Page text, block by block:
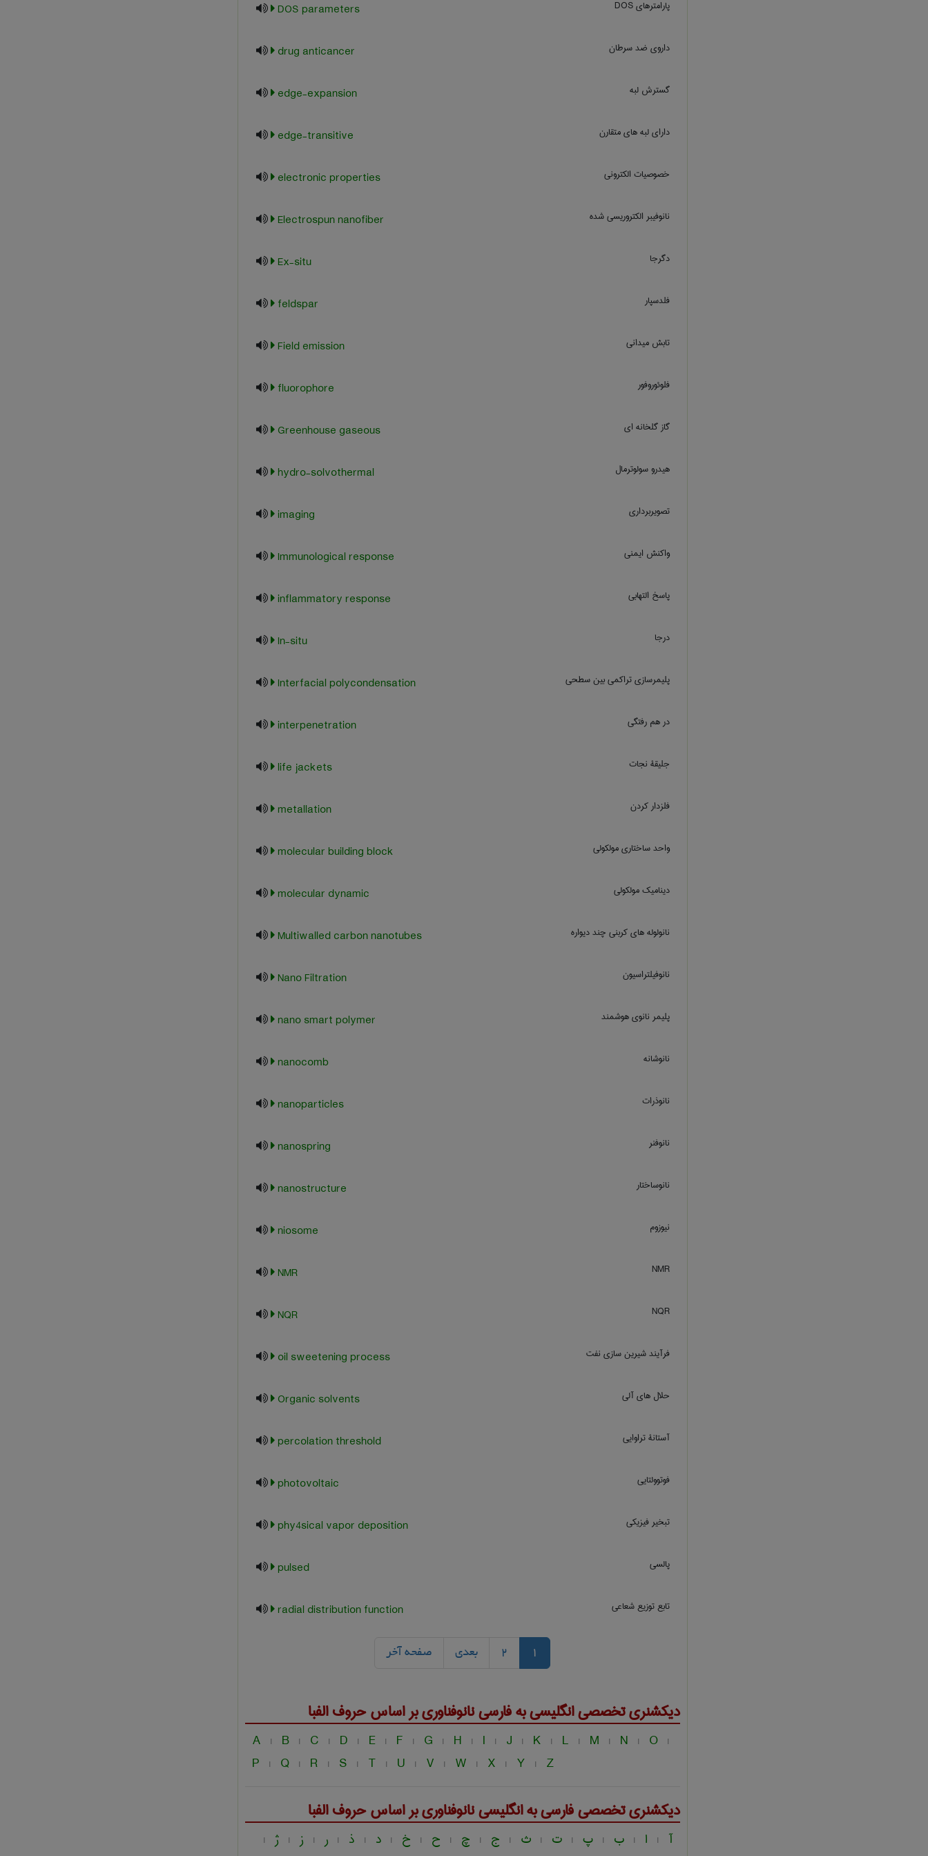
پارامترهای DOS DOS parameters
داروی ضد سرطان drug anticancer
گسترش لبه edge-expansion
دارای لبه های متقارن edge-transitive
خصوصیات الکترونی electronic properties
نانوفیبر الکتروریسی شده Electrospun nanofiber
دگرجا Ex-situ
فلدسپار feldspar
تابش میدانی Field emission
فلوئوروفور fluorophore
گاز گلخانه ای Greenhouse gaseous
هیدرو سولوترمال hydro-solvothermal
تصویربرداری imaging
واکنش ایمنی Immunological response
پاسخ التهابی inflammatory response
درجا In-situ
پلیمرسازی تراکمی بین سطحی Interfacial polycondensation
در هم رفتگی interpenetration
جلیقۀ نجات life jackets
فلزدار کردن metallation
واحد ساختاری مولکولی molecular building block
ديناميک مولکولي molecular dynamic
نانولوله های کربنی چند دیواره Multiwalled carbon nanotubes
نانوفیلتراسیون Nano Filtration
پلیمر نانوی هوشمند nano smart polymer
نانوشانه nanocomb
نانوذرات nanoparticles
نانوفنر nanospring
نانوساختار nanostructure
نیوزوم niosome
NMR
NMR
NQR
NQR
فرآیند شیرین سازی نفت oil sweetening process
حلال های آلی Organic solvents
آستانۀ تراوایی percolation threshold
فوتوولتایی photovoltaic
تبخیر فیزیکی phy4sical vapor deposition
پالسی pulsed
تابع توزیع شعاعی radial distribution function
1
2 بعدی صفحه آخر
دیکشنری تخصصی انگلیسی به فارسینانوفناوریبر اساس حروف الفبا
A | B | C | D | E | F | G | H | I | J | K | L | M | N | O |
P | Q | R | S | T | U | V | W | X | Y | Z
دیکشنری تخصصی فارسی به انگلیسینانوفناوریبر اساس حروف الفبا
آ | ا | ب | پ | ت | ث | ج | چ | ح | خ | د | ذ | ر | ز | ژ |